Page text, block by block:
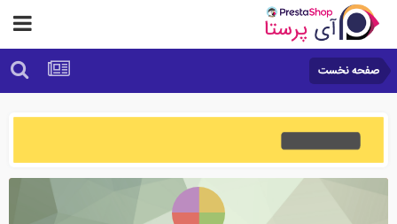
صفحه نخست